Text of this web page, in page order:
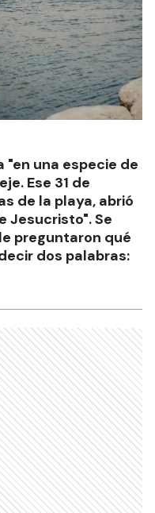
"en una especie de
Ese 31 de
de la playa, abrió
Jesucristo". Se
preguntaron qué
dos palabras: